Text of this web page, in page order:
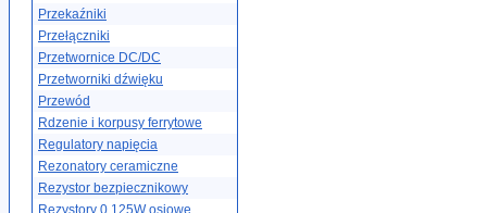
Przekaźniki
Przełączniki
Przetwornice DC/DC
Przetworniki dźwięku
Przewód
Rdzenie i korpusy ferrytowe
Regulatory napięcia
Rezonatory ceramiczne
Rezystor bezpiecznikowy
Rezystory 0.125W osiowe